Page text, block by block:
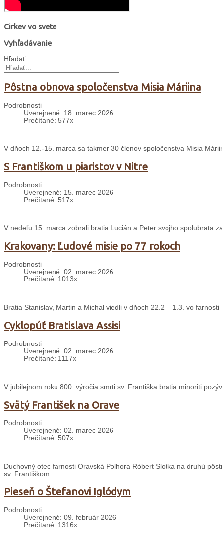
Cirkev vo svete
Vyhľadávanie
Hľadať...
Pôstna obnova spoločenstva Misia Máriina
Podrobnosti
Uverejnené: 18. marec 2026
Prečítané: 577x
V dňoch 12.-15. marca sa takmer 30 členov spoločenstva Misia
S Františkom u piaristov v Nitre
Podrobnosti
Uverejnené: 15. marec 2026
Prečítané: 517x
V nedeľu 15. marca zobrali bratia Lucián a Peter svojho spolubrata
Krakovany: Ľudové misie po 77 rokoch
Podrobnosti
Uverejnené: 02. marec 2026
Prečítané: 1013x
Bratia Stanislav, Martin a Michal viedli v dňoch 22.2 – 1.3. vo
Cyklopúť Bratislava Assisi
Podrobnosti
Uverejnené: 02. marec 2026
Prečítané: 1117x
V jubilejnom roku 800. výročia smrti sv. Františka bratia minoriti
Svätý František na Orave
Podrobnosti
Uverejnené: 02. marec 2026
Prečítané: 507x
Duchovný otec farnosti Oravská Polhora Róbert Slotka na druhú
sv. Františkom.
Pieseň o Štefanovi Iglódym
Podrobnosti
Uverejnené: 09. február 2026
Prečítané: 1316x